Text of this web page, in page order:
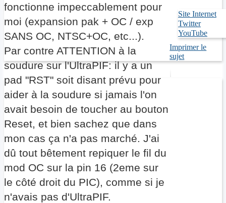
fonctionne impeccablement pour
moi (expansion pak + OC / exp
SANS OC, NTSC+OC, etc...).
Par contre ATTENTION à la
soudure sur l'UltraPIF: il y a un
pad "RST" soit disant prévu pour
aider à la soudure si jamais l'on
avait besoin de toucher au bouton
Reset, et bien sachez que dans
mon cas ça n'a pas marché. J'ai
dû tout bêtement repiquer le fil du
mod OC sur la pin 16 (2eme sur
le côté droit du PIC), comme si je
n'avais pas d'UltraPIF.
Site Internet
Twitter
YouTube
Imprimer le
sujet